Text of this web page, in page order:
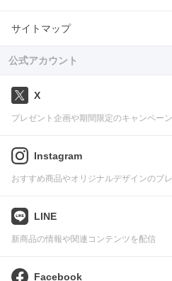
サイトマップ
公式アカウント
X
プレゼント企画や期間限定のキャンペー
Instagram
おすすめ商品やオリジナルデザインのブ
LINE
新商品の情報や関連コンテンツを配信
Facebook